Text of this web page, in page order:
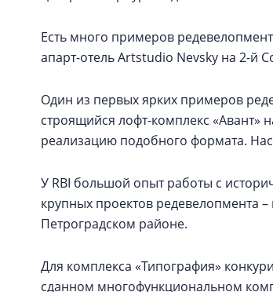
Есть много примеров
апарт-отель Artstudio Nevsky на 2-й
Один из первых ярких примеров
строящийся лофт-комплекс «Авант»
реализацию подобного формата.
У RBI большой опыт работы с
крупных проектов редевелопмента
Петроградском районе.
Для комплекса «Типография»
сданном многофункциональном